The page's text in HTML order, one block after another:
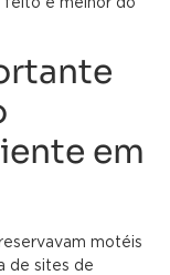
em
motéis
de sites de